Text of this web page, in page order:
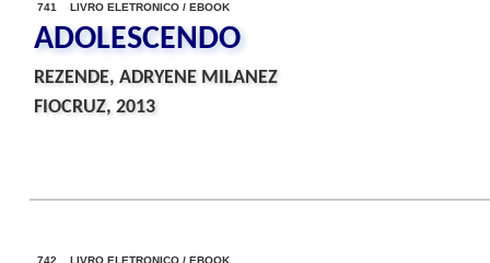
741 LIVRO ELETRONICO / EBOOK
ADOLESCENDO
REZENDE, ADRYENE MILANEZ
FIOCRUZ, 2013
742 LIVRO ELETRONICO / EBOOK